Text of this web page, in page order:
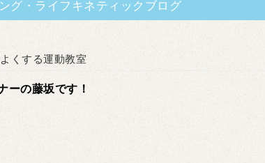
グ・ライフキネティックブログ
くする運動教室
ーの藤坂です！